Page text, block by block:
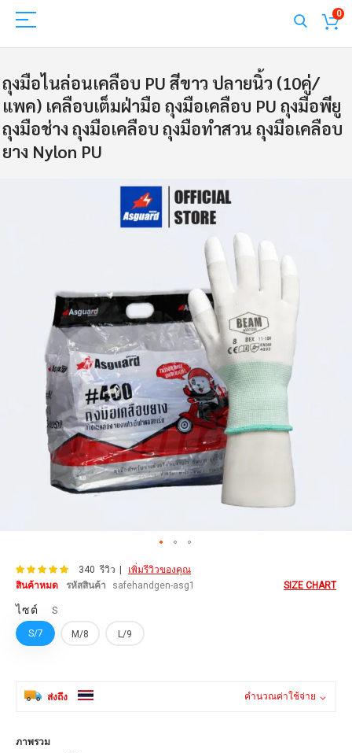
0
ถุงมือไนล่อนเคลือบ PU สีขาว ปลายนิ้ว (10คู่/
แพค) เคลือบเต็มฝ่ามือ ถุงมือเคลือบ PU ถุงมือพียู
ถุงมือช่าง ถุงมือเคลือบ ถุงมือทําสวน ถุงมือเคลือบ
ยาง Nylon PU
images
gallery
คะแนน: 99
% of100
340 รีวิว
เพิ่มรีวิวของคุณ
สินค้าหมด
รหัสสินค้า safehandgen-asg1 SIZE CHART
ไซต์ S
S/7 M/8 L/9
ส่งถึง คำนวณค่าใช้จ่าย
ภาพรวม